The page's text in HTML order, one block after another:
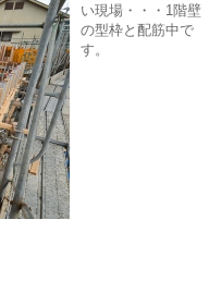
い現場・・・1階壁
の型枠と配筋中で
す。